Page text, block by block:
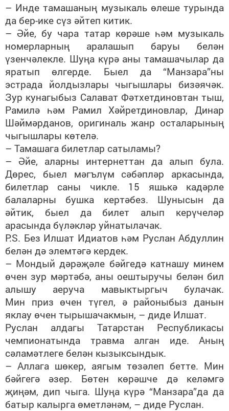
– Инде тамашаның музыкаль өлеше турында
да бер-ике сүз әйтеп китик.
– Әйе, бу чара татар көрәше һәм музыкаль
номерларның аралашып баруы белән
үзенчәлекле. Шуңа күрә аны тамашачылар да
яратып өлгерде. Быел да “Манзара”ны
эстрада йолдызлары чыгышлары бизәячәк.
Зур кунагыбыз Салават Фәтхетдиновтан тыш,
Рамилә һәм Рамил Хәйретдиновлар, Динар
Шәймәрданов, оригиналь жанр осталарының
чыгышлары көтелә.
– Тамашага билетлар сатыламы?
– Әйе, аларны интернеттан да алып була.
Дөрес, быел мәгълүм сәбәпләр аркасында,
билетлар саны чикле. 15 яшькә кадәрле
балаларны бушка кертәбез. Шунысын да
әйтик, быел да билет алып керүчеләр
арасында бүләкләр уйнатылачак.
P.S. Без Илшат Идиатов һәм Руслан Абдуллин
белән дә элемтәгә кердек.
– Мондый дәрәҗәле бәйгедә катнашу минем
өчен зур мәртәбә, аны оештыручы белән бил
алышу аеруча мавыктыргыч булачак.
Мин приз өчен түгел, ә районыбыз данын
яклау өчен тырышачакмын, – диде Илшат.
Руслан алдагы Татарстан Республикасы
чемпионатында травма алган иде. Аның
сәламәтлеге белән кызыксындык.
– Аллага шөкер, аягым төзәлеп бетте. Мин
бәйгегә әзер. Бөтен көрәшче дә келәмгә
җиңәм, дип чыга. Шуңа күрә “Манзара”да да
батыр калырга өметләнәм, – диде Руслан.